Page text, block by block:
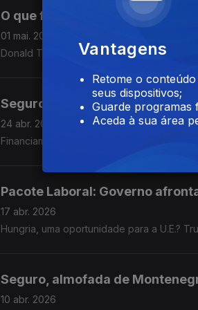
O que ficou dos Discursos do
01 mai. 2026
Donald Trump troca Ucrânia por Irão?
Seguro terá Lei Laboral para
24 abr. 2026
Financiamentodos Partidos, Lei tem de
Pacote Laboral: Governo
17 abr. 2026
Hungria, uma oportunidade para a U.E.?
Seguro, almofada de
10 abr. 2026
Vantagens
Retome o
seus dispositivos;
Guarde programas
Aceda à sua área